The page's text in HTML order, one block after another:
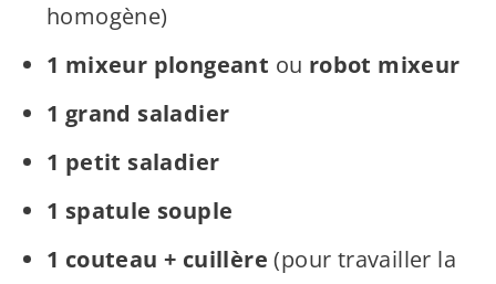
homogène)
1 mixeur plongeant ou robot mixeur
1 grand saladier
1 petit saladier
1 spatule souple
1 couteau + cuillère (pour travailler la